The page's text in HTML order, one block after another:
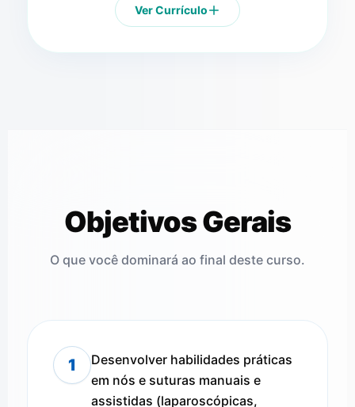
Ver Currículo
Objetivos Gerais
O que você dominará ao final deste curso.
1
Desenvolver habilidades práticas
em nós e suturas manuais e
assistidas (laparoscópicas,